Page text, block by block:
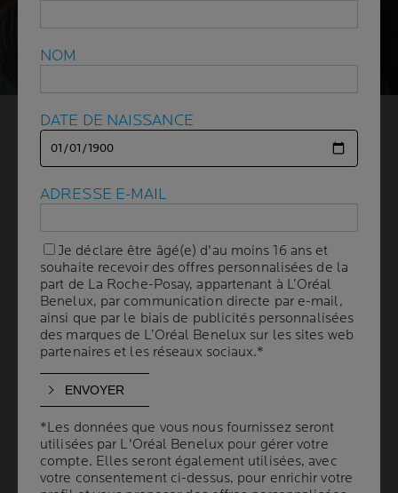
QU’EST-CE
QU’UN MÉLANOME ?
2 min. de lecture| By La Roche-Posay| 16 janvier 2025
Le mélanome de la peau est une masse cancéreuse qui
peut se propager à d’autres parties du corps. Un grain
de beauté, une tache de vieillesse ou encore une tache
de rousseur peuvent être des mélanomes. Si vous
constatez une tache sombre, une tache qui change
d’aller consulter un médecin pour exclure le risque de
mélanome ou le traiter le plus rapidement possible.
MÉLANOME : QUELS SONT LES FACTEURS DE
NOM
DATE DE NAISSANCE
ADRESSE E-MAIL
Je déclare être âgé(e) d'au moins 16 ans et
souhaite recevoir des offres personnalisées de la
part de La Roche-Posay, appartenant à L’Oréal
Benelux, par communication directe par e-mail,
ainsi que par le biais de publicités personnalisées
des marques de L’Oréal Benelux sur les sites web
partenaires et les réseaux sociaux.*
*Les données que vous nous fournissez seront
utilisées par L'Oréal Benelux pour gérer votre
compte. Elles seront également utilisées, avec
votre consentement ci-dessus, pour enrichir votre
NOM
DATE DE NAISSANCE
ADRESSE E-MAIL
Je déclare être âgé(e) d'au moins 16 ans et
souhaite recevoir des offres personnalisées de la
part de La Roche-Posay, appartenant à L’Oréal
Benelux, par communication directe par e-mail,
ainsi que par le biais de publicités personnalisées
des marques de L’Oréal Benelux sur les sites web
partenaires et les réseaux sociaux.*
*Les données que vous nous fournissez seront
utilisées par L'Oréal Benelux pour gérer votre
compte. Elles seront également utilisées, avec
votre consentement ci-dessus, pour enrichir votre